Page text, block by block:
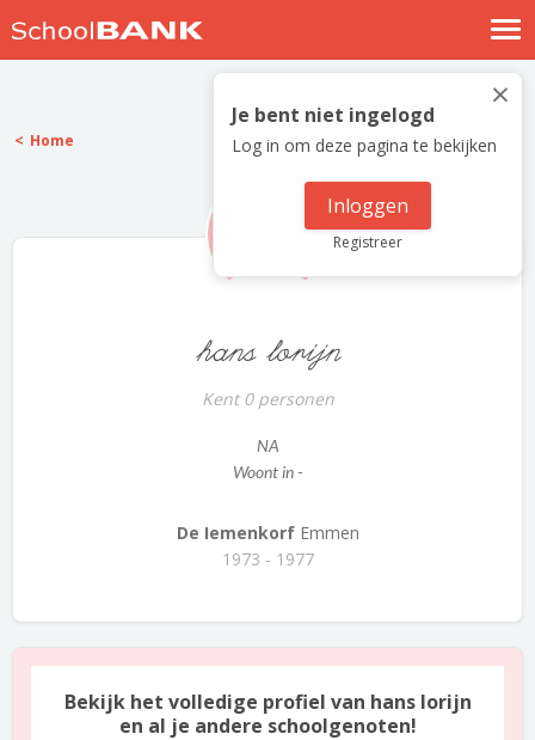
Nostalgische verhalen
Log in
Meld je gratis aan
×
Je bent niet ingelogd
Log in om deze pagina te bekijken
Inloggen
Registreer
Home
hans lorijn
Kent 0 personen
NA
Woont in -
De IemenkorfEmmen
1973 - 1977
Bekijk het volledige profiel van hans lorijn
en al je andere schoolgenoten!